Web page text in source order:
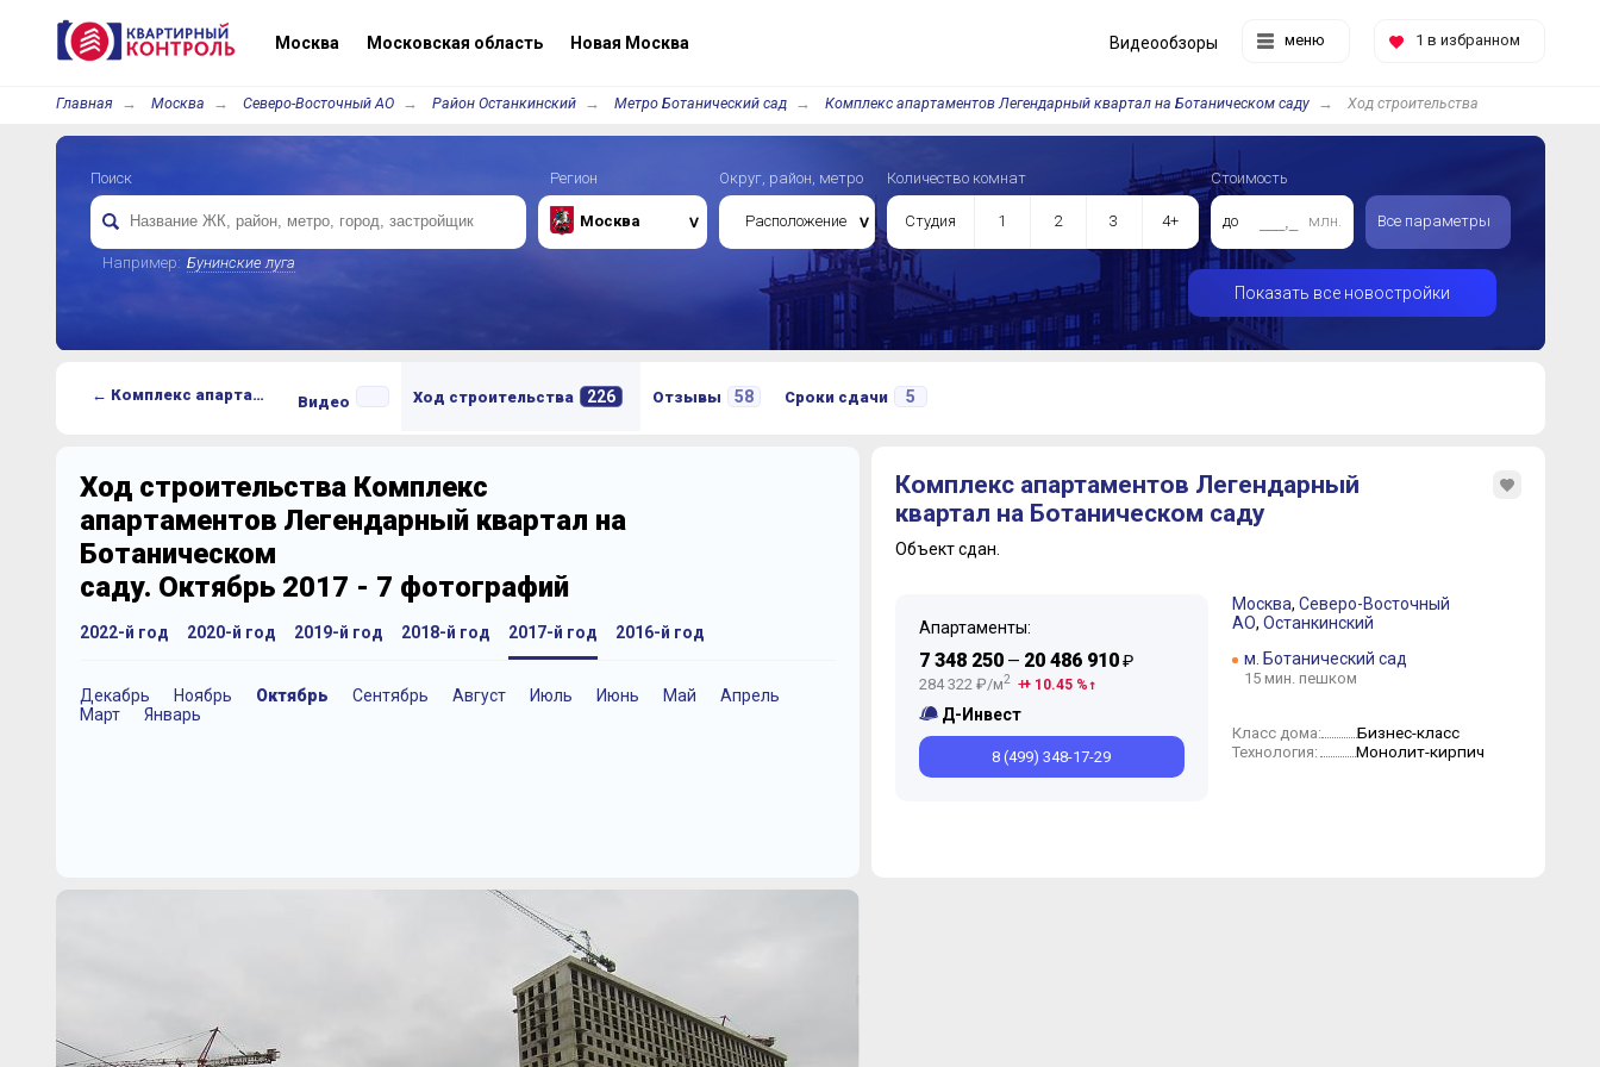
Москва Московская область Новая Москва меню 1 в избранном
Видеообзоры
Главная Москва Северо-Восточный АО Район Останкинский Метро Ботанический сад Комплекс апартаментов Легендарный квартал на Ботаническом саду Ход строительства
Поиск
Например: Бунинские луга
Регион
Москва
Округ, район, метро
Расположение
Количество комнат
Студия 1 2 3 4+
Стоимость
до млн. Все параметры
Показать все новостройки
← Комплекс апартаментов Легендарный квартал на Ботаническом саду Видео Ход строительства 226 Отзывы 58 Сроки сдачи 5
Ход строительства Комплекс
апартаментов Легендарный квартал на
Ботаническом
саду. Октябрь 2017 - 7 фотографий
2022-й год
Июнь Апрель
2020-й год
Апрель
2019-й год
Октябрь Июль Май
2018-й год
Декабрь Июнь Май
2017-й год
Декабрь Ноябрь Октябрь Сентябрь Август Июль Июнь Май
Апрель
Март
Январь
2016-й год
Декабрь Октябрь Ноябрь
Комплекс апартаментов Легендарный
квартал на Ботаническом саду
Объект сдан.
Апартаменты:
7 348 250— 20 486 910₽
284 322 ₽/м2 + 10.45 %
Д-Инвест
8 (499) 348-17-29
Москва, Северо-Восточный
АО, Останкинский
м. Ботанический сад
15 мин. пешком
Класс дома: Бизнес-класс
Технология: Монолит-кирпич